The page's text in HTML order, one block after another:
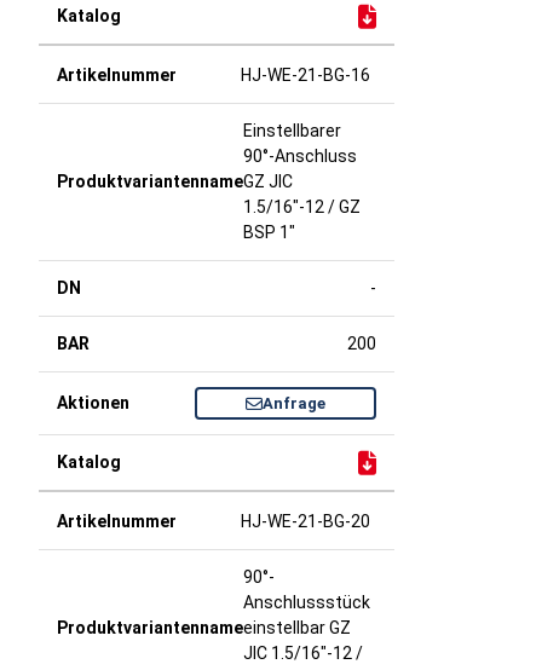
HJ-WE-21-BG-16
Einstellbarer
90°-Anschluss
GZ JIC
1.5/16"-12 / GZ
BSP 1"
-
200
Anfrage
HJ-WE-21-BG-20
90°-
Anschlussstück
einstellbar GZ
JIC 1.5/16"-12 /